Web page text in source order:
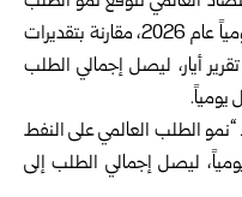
العالمي على النفط بنحو مليون برميل يومياً عام 2026، مقارنة بتقديرات
في تقرير أيار، ليصل إجمالي الطلب
“نمو الطلب العالمي على النفط
برميل يومياً، ليصل إجمالي الطلب إلى